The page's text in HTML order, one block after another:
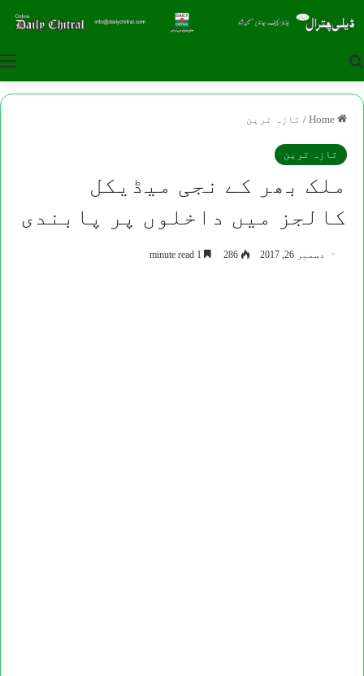
/ تازہ ترین
تازہ ترین
ملک بھر کے نجی میڈیکل
کالجز میں داخلوں پر پابندی
دسمبر 26, 2017 286